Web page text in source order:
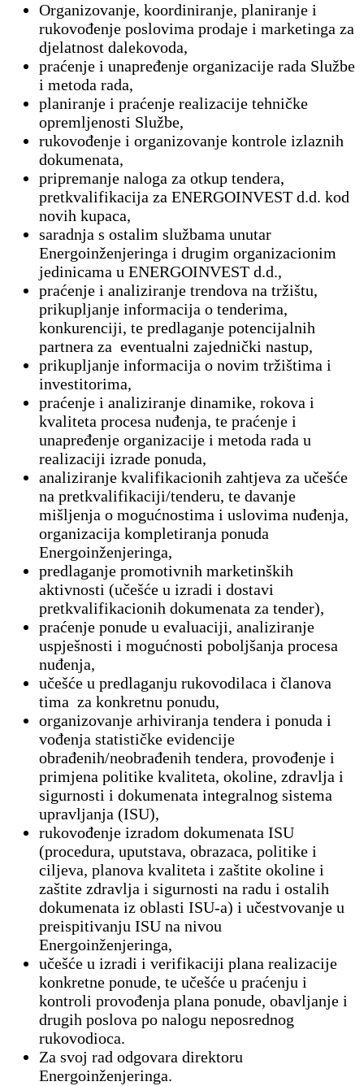
Organizovanje, koordiniranje, planiranje i
rukovođenje poslovima prodaje i marketinga za
djelatnost dalekovoda,
praćenje i unapređenje organizacije rada Službe
i metoda rada,
planiranje i praćenje realizacije tehničke
opremljenosti Službe,
rukovođenje i organizovanje kontrole izlaznih
dokumenata,
pripremanje naloga za otkup tendera,
pretkvalifikacija za ENERGOINVEST d.d. kod
novih kupaca,
saradnja s ostalim službama unutar
Energoinženjeringa i drugim organizacionim
jedinicama u ENERGOINVEST d.d.,
praćenje i analiziranje trendova na tržištu,
prikupljanje informacija o tenderima,
konkurenciji, te predlaganje potencijalnih
partnera za eventualni zajednički nastup,
prikupljanje informacija o novim tržištima i
investitorima,
praćenje i analiziranje dinamike, rokova i
kvaliteta procesa nuđenja, te praćenje i
unapređenje organizacije i metoda rada u
realizaciji izrade ponuda,
analiziranje kvalifikacionih zahtjeva za učešće
na pretkvalifikaciji/tenderu, te davanje
mišljenja o mogućnostima i uslovima nuđenja,
organizacija kompletiranja ponuda
Energoinženjeringa,
predlaganje promotivnih marketinških
aktivnosti (učešće u izradi i dostavi
pretkvalifikacionih dokumenata za tender),
praćenje ponude u evaluaciji, analiziranje
uspješnosti i mogućnosti poboljšanja procesa
nuđenja,
učešće u predlaganju rukovodilaca i članova
tima za konkretnu ponudu,
organizovanje arhiviranja tendera i ponuda i
vođenja statističke evidencije
obrađenih/neobrađenih tendera, provođenje i
primjena politike kvaliteta, okoline, zdravlja i
sigurnosti i dokumenata integralnog sistema
upravljanja (ISU),
rukovođenje izradom dokumenata ISU
(procedura, uputstava, obrazaca, politike i
ciljeva, planova kvaliteta i zaštite okoline i
zaštite zdravlja i sigurnosti na radu i ostalih
dokumenata iz oblasti ISU-a) i učestvovanje u
preispitivanju ISU na nivou
Energoinženjeringa,
učešće u izradi i verifikaciji plana realizacije
konkretne ponude, te učešće u praćenju i
kontroli provođenja plana ponude, obavljanje i
drugih poslova po nalogu neposrednog
rukovodioca.
Za svoj rad odgovara direktoru
Energoinženjeringa.